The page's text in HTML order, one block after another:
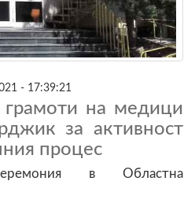
- 17:39:21
на медици
за активност
процес
в Областна